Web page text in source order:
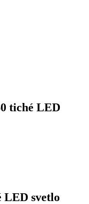
tiché LED
LED svetlo